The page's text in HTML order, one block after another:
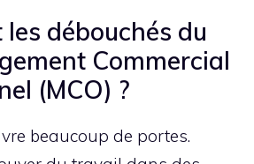
débouchés du
Commercial
(MCO) ?
beaucoup de portes.